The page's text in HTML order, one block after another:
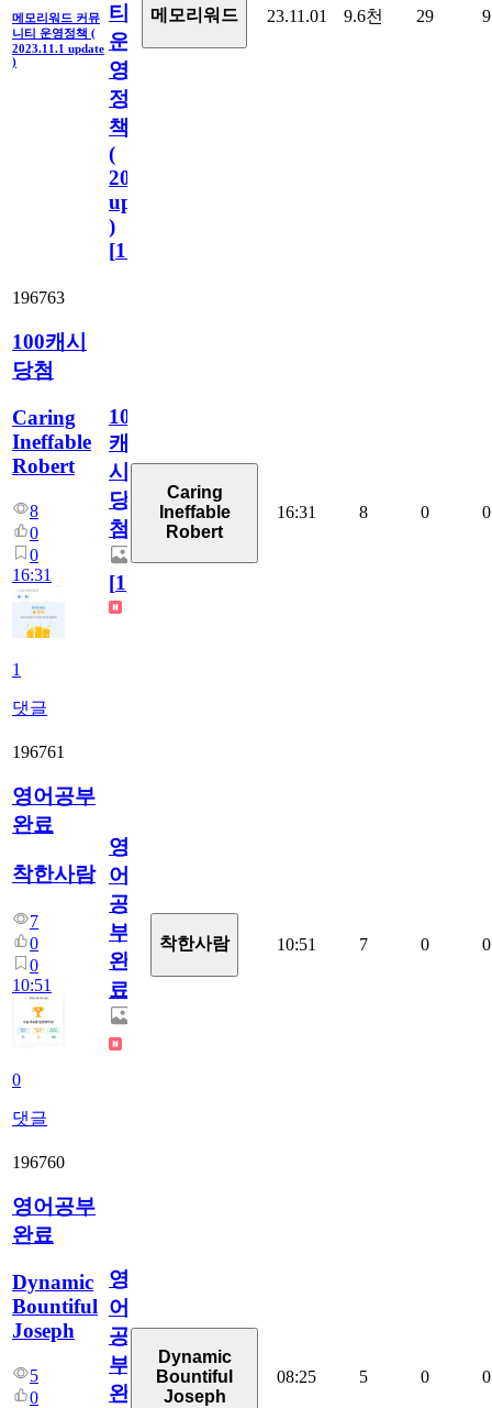
메모리워드 커뮤
니티 운영정책 (
2023.11.1 update
)
티
운
영
정
책
(
2023.11.1
update
)
[110
메모리워드 23.11.01 9.6천 29 9
196763
100캐시
당첨
Caring
Ineffable
Robert
8
0
0
16:31
1
댓글
100
캐
시
당
첨
[1]
Caring
Ineffable
Robert
16:31 8 0 0
196761
영어공부
완료
착한사람
7
0
0
10:51
0
댓글
영
어
공
부
완
료
착한사람 10:51 7 0 0
196760
영어공부
완료
Dynamic
Bountiful
Joseph
5
0
영
어
공
부
완
Dynamic
Bountiful
Joseph
08:25 5 0 0